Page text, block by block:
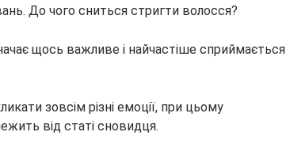
До чого сниться стригти волосся?
щось важливе і найчастіше сприймається
зовсім різні емоції, при цьому
від статі сновидця.